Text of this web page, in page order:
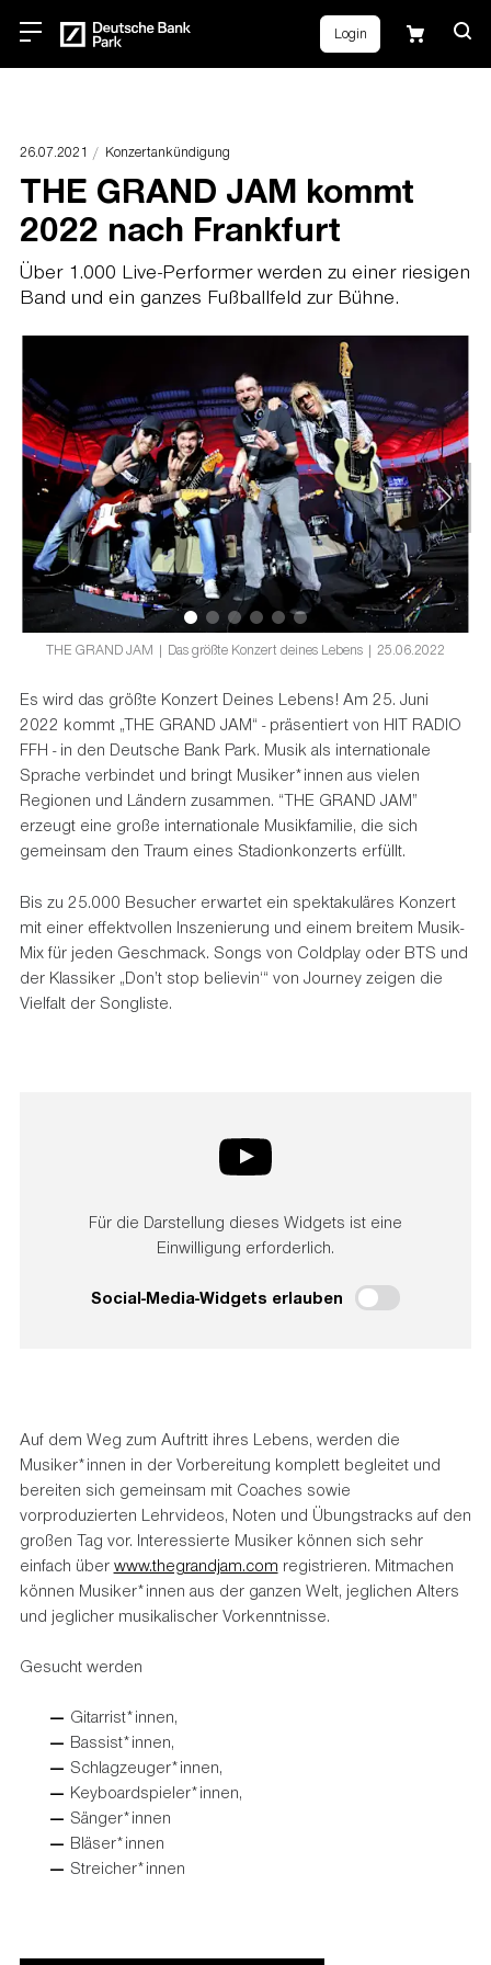
Login
26.07.2021 Konzertankündigung
THE GRAND JAM kommt
2022 nach Frankfurt
Über 1.000 Live-Performer werden zu einer riesigen
Band und ein ganzes Fußballfeld zur Bühne.
THE GRAND JAM | Das größte Konzert deines Lebens | 25.06.2022
Es wird das größte Konzert Deines Lebens! Am 25. Juni
2022 kommt „THE GRAND JAM“ - präsentiert von HIT RADIO
FFH - in den Deutsche Bank Park. Musik als internationale
Sprache verbindet und bringt Musiker*innen aus vielen
Regionen und Ländern zusammen. “THE GRAND JAM”
erzeugt eine große internationale Musikfamilie, die sich
gemeinsam den Traum eines Stadionkonzerts erfüllt.
Bis zu 25.000 Besucher erwartet ein spektakuläres Konzert
mit einer effektvollen Inszenierung und einem breitem Musik-
Mix für jeden Geschmack. Songs von Coldplay oder BTS und
der Klassiker „Don’t stop believin‘“ von Journey zeigen die
Vielfalt der Songliste.
Für die Darstellung dieses Widgets ist eine
Einwilligung erforderlich.
Social-Media-Widgets erlauben
Auf dem Weg zum Auftritt ihres Lebens, werden die
Musiker*innen in der Vorbereitung komplett begleitet und
bereiten sich gemeinsam mit Coaches sowie
vorproduzierten Lehrvideos, Noten und Übungstracks auf den
großen Tag vor. Interessierte Musiker können sich sehr
einfach über www.thegrandjam.com registrieren. Mitmachen
können Musiker*innen aus der ganzen Welt, jeglichen Alters
und jeglicher musikalischer Vorkenntnisse.
Gesucht werden
Gitarrist*innen,
Bassist*innen,
Schlagzeuger*innen,
Keyboardspieler*innen,
Sänger*innen
Bläser*innen
Streicher*innen